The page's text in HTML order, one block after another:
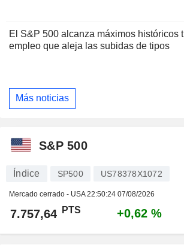
El S&P 500 alcanza máximos históricos
empleo que aleja las subidas de tipos
Más noticias
S&P 500
Índice SP500 US78378X1072
Mercado cerrado - USA22:50:24 07/08/2026
7.757,64 PTS +0,62 %